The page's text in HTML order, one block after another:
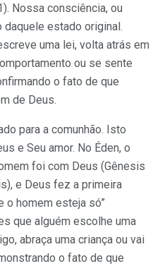
Nossa consciência, ou
daquele estado original.
uma lei, volta atrás em
ou se sente
o fato de que
de Deus.
para a comunhão. Isto
e Seu amor. No Éden, o
foi com Deus (Gênesis
e Deus fez a primeira
o homem esteja só”
que alguém escolhe uma
abraça uma criança ou vai
o fato de que